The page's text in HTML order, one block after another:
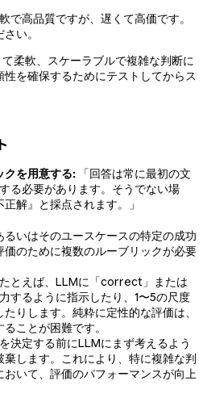
で高品質ですが、遅くて高価です。
い。
柔軟、スケーラブルで複雑な判断に
を確保するためにテストしてからス
クを用意する: 「回答は常に最初の文
る必要があります。そうでない場
解』と採点されます。」
いはそのユースケースの特定の成功
のために複数のルーブリックが必要
たとえば、LLMに「correct」または
するように指示したり、1〜5の尺度
りします。純粋に定性的な評価は、
ことが困難です。
決定する前にLLMにまず考えるよう
します。これにより、特に複雑な判
いて、評価のパフォーマンスが向上